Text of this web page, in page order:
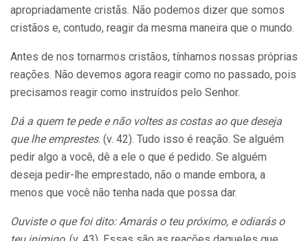
apropriadamente cristãs. Não podemos dizer que somos
cristãos e, contudo, reagir da mesma maneira que o mundo.
Antes de nos tornarmos cristãos, tínhamos nossas próprias
reações. Não devemos agora reagir como no passado, pois
precisamos reagir como instruídos pelo Senhor.
Dá a quem te pede e não voltes as costas ao que deseja
que lhe emprestes. (v. 42). Tudo isso é reação. Se alguém
pedir algo a você, dê a ele o que é pedido. Se alguém
deseja pedir-lhe emprestado, não o mande embora, a
menos que você não tenha nada que possa dar.
Ouviste o que foi dito: Amarás o teu próximo, e odiarás o